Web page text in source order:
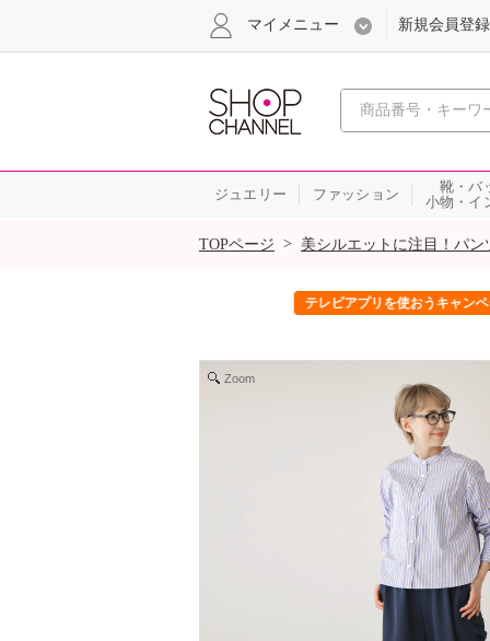
マイメニュー 新規会員登録
ジュエリー ファッション
靴・バ
小物・イ
SALE
TOPページ > 美シルエットに注目！パン
テレビアプリを使おうキャンペーン
Zoom